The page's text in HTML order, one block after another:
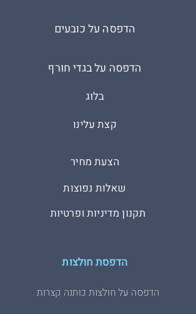
הדפסה על כובעים
הדפסה על בגדי חורף
קצת עלינו
בלוג
הצעת מחיר
שאלות נפוצות
תקנון מדיניות ופרטיות
הדפסת חולצות
הדפסה על חולצות כותנה קצרות